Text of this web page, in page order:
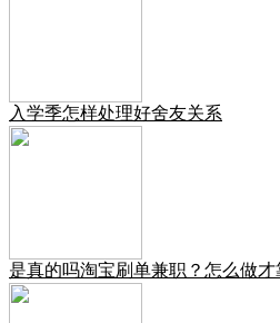
入学季怎样处理好舍友关系
是真的吗淘宝刷单兼职？怎么做才